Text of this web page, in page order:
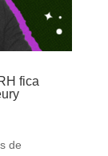
fica
de